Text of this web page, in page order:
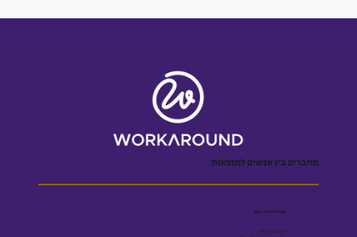
מחברים בין אנשים לתוצאות
שומרים על קשר
055-5001909